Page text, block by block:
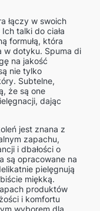
łączy w swoich
talki do ciała
formułą, która
w dotyku. Spuma di
na jakość
nie tylko
Subtelne,
że są one
dając
jest znana z
zapachu,
i dbałości o
są opracowane na
pielęgnują
miękką.
produktów
i komfortu
wyborem dla